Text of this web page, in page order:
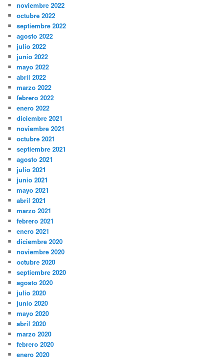
noviembre 2022
octubre 2022
septiembre 2022
agosto 2022
julio 2022
junio 2022
mayo 2022
abril 2022
marzo 2022
febrero 2022
enero 2022
diciembre 2021
noviembre 2021
octubre 2021
septiembre 2021
agosto 2021
julio 2021
junio 2021
mayo 2021
abril 2021
marzo 2021
febrero 2021
enero 2021
diciembre 2020
noviembre 2020
octubre 2020
septiembre 2020
agosto 2020
julio 2020
junio 2020
mayo 2020
abril 2020
marzo 2020
febrero 2020
enero 2020